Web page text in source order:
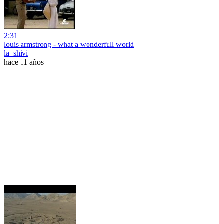
2:31
louis armstrong - what a wonderfull world
la_shivi
hace 11 años